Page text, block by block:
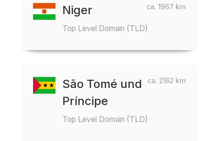
ca. 1967 km
Niger
Top Level Domain (TLD)
ca. 2162 km
São Tomé und
Príncipe
Top Level Domain (TLD)